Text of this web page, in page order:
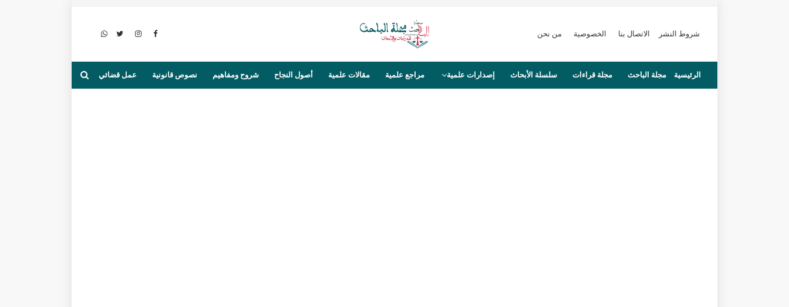
شروط النشر الاتصال بنا الخصوصية من نحن
الرئيسية مجلة الباحث مجلة قراءات سلسلة الأبحاث إصدارات علمية مراجع علمية مقالات علمية أصول النجاح شروح ومفاهيم نصوص قانونية عمل قضائي